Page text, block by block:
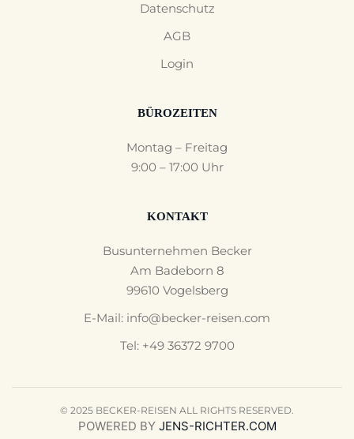
Datenschutz
AGB
Login
BÜROZEITEN
Montag – Freitag
9:00 – 17:00 Uhr
KONTAKT
Busunternehmen Becker
Am Badeborn 8
99610 Vogelsberg
E-Mail: info@becker-reisen.com
Tel: +49 36372 9700
© 2025 BECKER-REISEN ALL RIGHTS RESERVED.
POWERED BY JENS-RICHTER.COM